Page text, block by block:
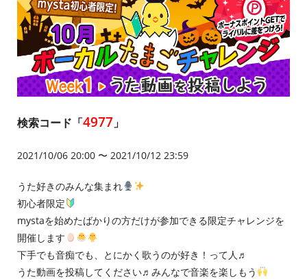
検索コード「4977 」
2021/10/06 20:00 〜 2021/10/12 23:59
うた好きのみんな集まれ
初心者限定
mystaを始めたばかりの方だけが参加できる限定チャレンジを
開催します
下手でも音痴でも、とにかく歌うのが好き！って人♬
うた動画を投稿してください♬みんなで音楽を楽しもう